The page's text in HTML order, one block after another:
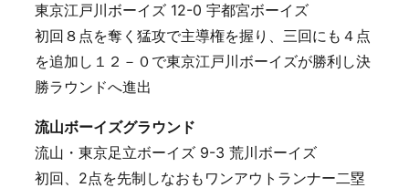
東京江戸川ボーイズ 12-0 宇都宮ボーイズ
初回８点を奪く猛攻で主導権を握り、三回にも４点
を追加し１２－０で東京江戸川ボーイズが勝利し決
勝ラウンドへ進出
流山ボーイズグラウンド
流山・東京足立ボーイズ 9-3 荒川ボーイズ
初回、2点を先制しなおもワンアウトランナー二塁